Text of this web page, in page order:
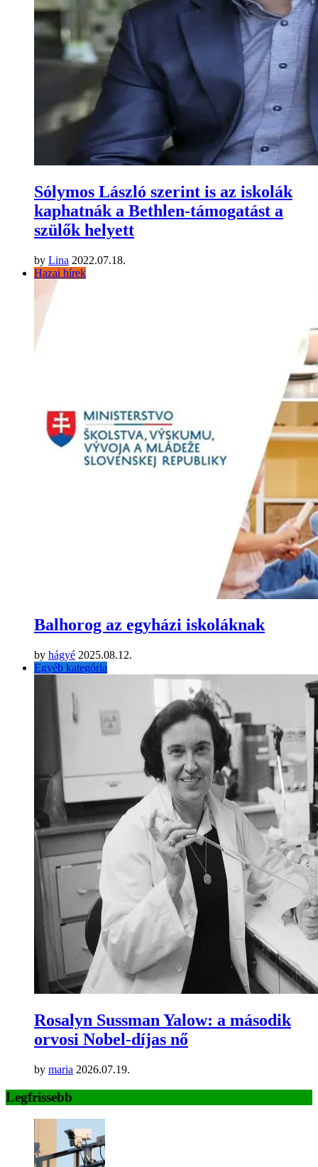
Sólymos László szerint is az iskolák
kaphatnák a Bethlen-támogatást a
szülők helyett
by Lina 2022.07.18.
Hazai hírek
Balhorog az egyházi iskoláknak
by hágyé 2025.08.12.
Egyéb kategória
Rosalyn Sussman Yalow: a második
orvosi Nobel-díjas nő
by maria 2026.07.19.
Legfrissebb